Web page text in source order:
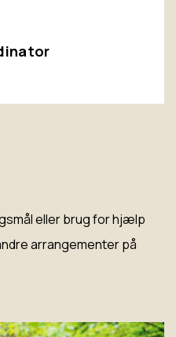
eller brug for hjælp
arrangementer på